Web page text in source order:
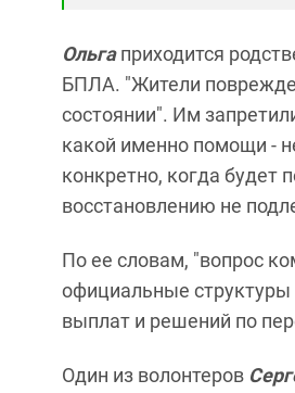
Ольгаприходится
БПЛА. "Жители
состоянии". Им
какой именно помощи -
конкретно, когда будет
восстановлению не
По ее словам, "вопрос
официальные
выплат и решений по
Один из волонтеров